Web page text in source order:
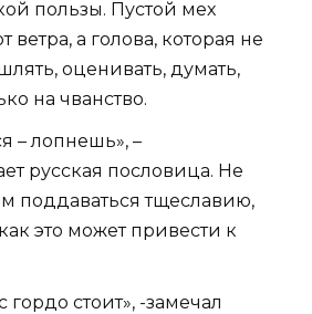
пользы. Пустой мех
ветра, а голова, которая не
оценивать, думать,
на чванство.
– лопнешь», –
русская пословица. Не
поддаваться тщеславию,
это может привести к
гордо стоит», -замечал